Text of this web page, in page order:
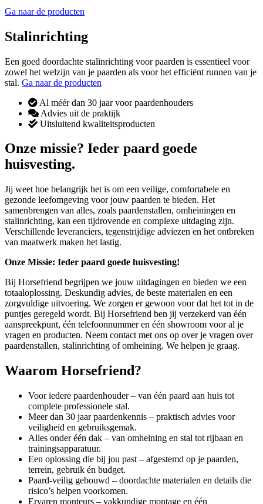
Ga naar de producten
Stalinrichting
Een goed doordachte stalinrichting voor paarden is essentieel voor
zowel het welzijn van je paarden als voor het efficiënt runnen van je
stal. Ga naar de producten
Al méér dan 30 jaar voor paardenhouders
Advies uit de praktijk
Uitsluitend kwaliteitsproducten
Onze missie? Ieder paard goede
huisvesting.
Jij weet hoe belangrijk het is om een veilige, comfortabele en
gezonde leefomgeving voor jouw paarden te bieden. Het
samenbrengen van alles, zoals paardenstallen, omheiningen en
stalinrichting, kan een tijdrovende en complexe uitdaging zijn.
Verschillende leveranciers, tegenstrijdige adviezen en het ontbreken
van maatwerk maken het lastig.
Onze Missie: Ieder paard goede huisvesting!
Bij Horsefriend begrijpen we jouw uitdagingen en bieden we een
totaaloplossing. Deskundig advies, de beste materialen en een
zorgvuldige uitvoering. We zorgen er gewoon voor dat het tot in de
puntjes geregeld wordt. Bij Horsefriend ben jij verzekerd van één
aanspreekpunt, één telefoonnummer en één showroom voor al je
vragen en producten. Neem contact met ons op over je vragen over
paardenstallen, stalinrichting of omheining. We helpen je graag.
Waarom Horsefriend?
Voor iedere paardenhouder – van één paard aan huis tot
complete professionele stal.
Meer dan 30 jaar paardenkennis – praktisch advies voor
veiligheid en gebruiksgemak.
Alles onder één dak – van omheining en stal tot rijbaan en
trainingsapparatuur.
Een oplossing die bij jou past – afgestemd op je paarden,
terrein, gebruik én budget.
Paard-veilig gebouwd – doordachte materialen en details die
risico’s helpen voorkomen.
Ervaren monteurs – vakkundige montage en één